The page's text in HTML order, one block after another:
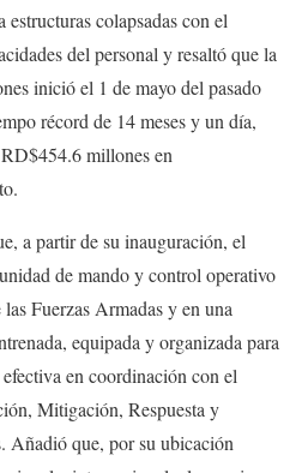
colapsadas con el
del personal y resaltó que la
inició el 1 de mayo del pasado
récord de 14 meses y un día,
millones en
a partir de su inauguración, el
de mando y control operativo
Fuerzas Armadas y en una
equipada y organizada para
en coordinación con el
Mitigación, Respuesta y
Añadió que, por su ubicación